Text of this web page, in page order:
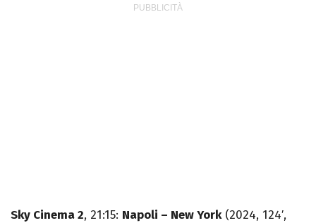
Sky Cinema 2, 21:15: Napoli – New York(2024, 124′,